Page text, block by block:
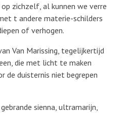
zichzelf, al kunnen we verre
t andere materie-schilders
of verhogen.
Van Marissing, tegelijkertijd
die met licht te maken
duisternis niet begrepen
sienna, ultramarijn,